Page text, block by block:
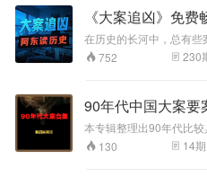
《大案追凶》免费
在历史的长河中，总有些案件
案。每一个案件都是一个
发现场，感受那份紧张
752 230
90年代中国大案要
本专辑整理出90年代比
130
14期